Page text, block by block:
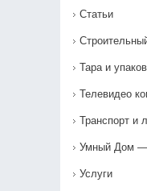
Статьи
Тара и
Телевидео
Транспорт и
Умный Дом —
Услуги